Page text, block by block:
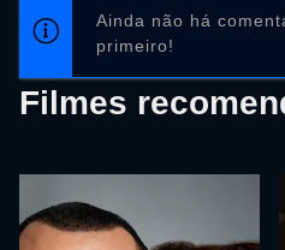
Ainda não há
primeiro!
Filmes